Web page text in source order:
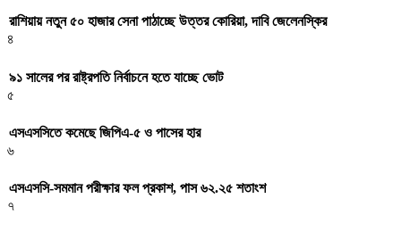
রাশিয়ায় নতুন ৫০ হাজার সেনা পাঠাচ্ছে উত্তর কোরিয়া, দাবি জেলেনস্কির
৪
৯১ সালের পর রাষ্ট্রপতি নির্বাচনে হতে যাচ্ছে ভোট
৫
এসএসসিতে কমেছে জিপিএ-৫ ও পাসের হার
৬
এসএসসি-সমমান পরীক্ষার ফল প্রকাশ, পাস ৬২.২৫ শতাংশ
৭